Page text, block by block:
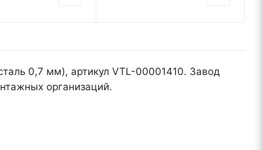
0,7 мм), артикул VTL-00001410. Завод
организаций.